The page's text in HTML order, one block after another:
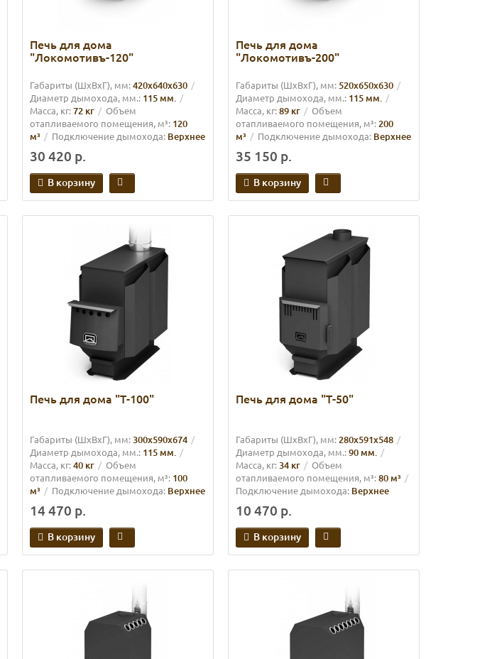
Печь для дома
"Локомотивъ-120"
Габариты (ШхВхГ), мм:420х640х630
Диаметр дымохода, мм.: 115 мм.
Масса, кг:72 кг
Объем
отапливаемого помещения, м³: 120
м³
Подключение дымохода: Верхнее
30 420 р.
В корзину
Печь для дома
"Локомотивъ-200"
Габариты (ШхВхГ), мм:520х650х630
Диаметр дымохода, мм.: 115 мм.
Масса, кг:89 кг
Объем
отапливаемого помещения, м³:200
м³
Подключение дымохода: Верхнее
35 150 р.
В корзину
Печь для дома "Т-100"
Габариты (ШхВхГ), мм:300х590x674
Диаметр дымохода, мм.: 115 мм.
Масса, кг:40 кг
Объем
отапливаемого помещения, м³: 100
м³
Подключение дымохода: Верхнее
14 470 р.
В корзину
Печь для дома "Т-50"
Габариты (ШхВхГ), мм:280x591x548
Диаметр дымохода, мм.:90 мм.
Масса, кг:34 кг
Объем
отапливаемого помещения, м³:80 м³
Подключение дымохода: Верхнее
10 470 р.
В корзину